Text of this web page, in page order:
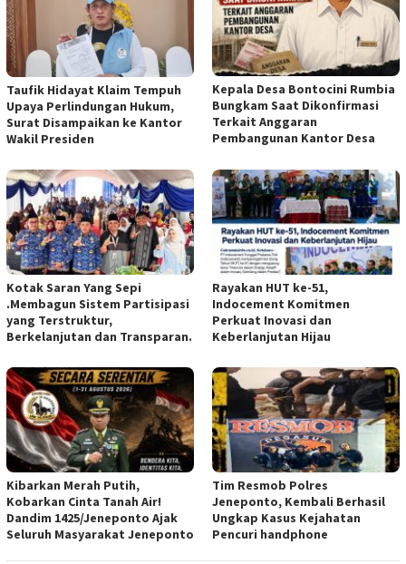
Taufik Hidayat Klaim Tempuh
Upaya Perlindungan Hukum,
Surat Disampaikan ke Kantor
Wakil Presiden
Kepala Desa Bontocini Rumbia
Bungkam Saat Dikonfirmasi
Terkait Anggaran
Pembangunan Kantor Desa
Kotak Saran Yang Sepi
.Membagun Sistem Partisipasi
yang Terstruktur,
Berkelanjutan dan Transparan.
Rayakan HUT ke-51,
Indocement Komitmen
Perkuat Inovasi dan
Keberlanjutan Hijau
Kibarkan Merah Putih,
Kobarkan Cinta Tanah Air!
Dandim 1425/Jeneponto Ajak
Seluruh Masyarakat Jeneponto
Tim Resmob Polres
Jeneponto, Kembali Berhasil
Ungkap Kasus Kejahatan
Pencuri handphone